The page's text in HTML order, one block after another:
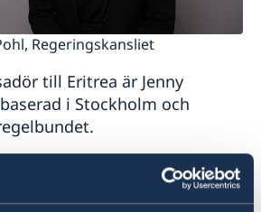
Regeringskansliet
till Eritrea är Jenny
i Stockholm och
ett sektionskansli i Asmara
är chef.